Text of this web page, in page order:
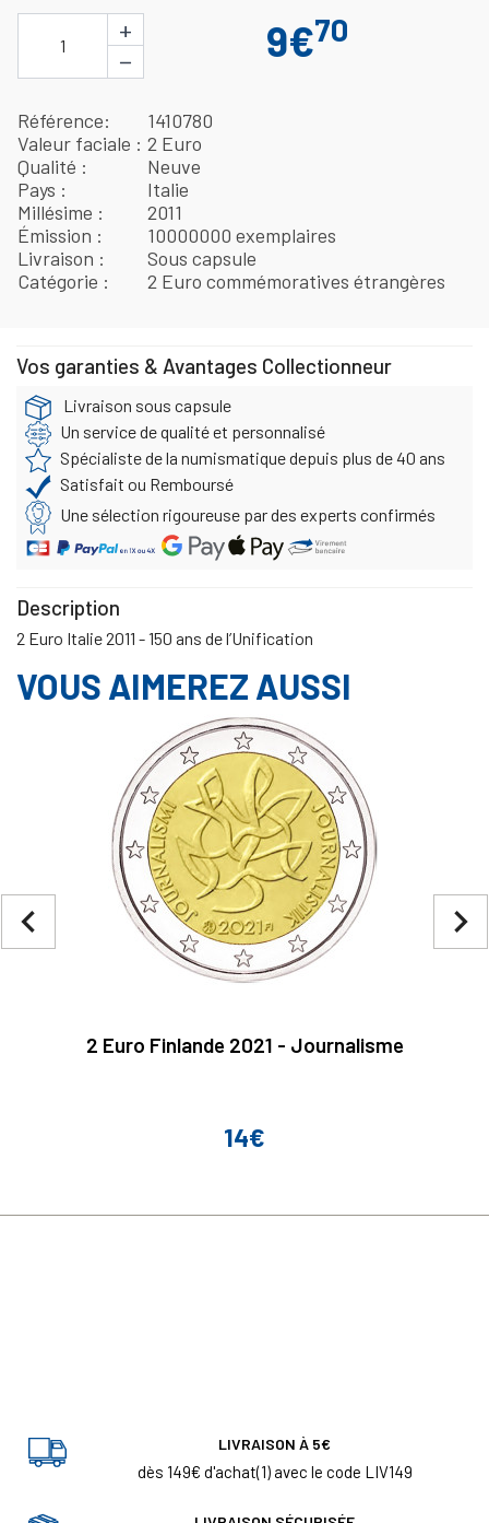
1
+
−
9€70
Référence
1410780
Valeur faciale
2 Euro
Qualité
Neuve
Pays
Italie
Millésime
2011
Émission
10000000 exemplaires
Livraison
Sous capsule
Catégorie
2 Euro commémoratives étrangères
Vos garanties & Avantages Collectionneur
Livraison sous capsule
Un service de qualité et personnalisé
Spécialiste de la numismatique depuis plus de 40 ans
Satisfait ou Remboursé
Une sélection rigoureuse par des experts confirmés
Description
2 Euro Italie 2011 - 150 ans de l’Unification
VOUS AIMEREZ AUSSI
2 Euro Finlande 2021 - Journalisme
Prix
14€
navigate_next
navigate_before
LIVRAISON À 5€
dès 149€ d'achat(1) avec le code LIV149